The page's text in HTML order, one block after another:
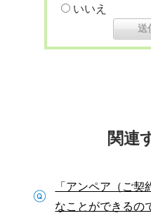
いいえ
関連
「アンペア（ご
なことができるの